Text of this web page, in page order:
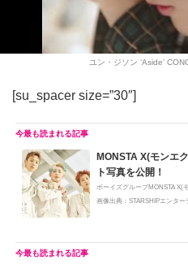
ユン・ジソン ‘Aside’
[su_spacer size=”30″]
MONSTA X(モンエ
ト写真を公開！
ボーイズグループMONSTA X(
画像出典：STARSHIPエンタ